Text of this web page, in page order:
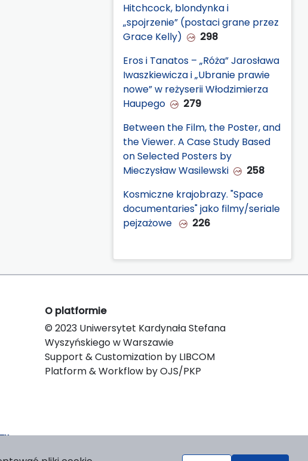
Hitchcock, blondynka i
„spojrzenie” (postaci grane przez
Grace Kelly)
298
Eros i Tanatos – „Róża” Jarosława
Iwaszkiewicza i „Ubranie prawie
nowe” w reżyserii Włodzimierza
Haupego
279
Between the Film, the Poster, and
the Viewer. A Case Study Based
on Selected Posters by
Mieczysław Wasilewski
258
Kosmiczne krajobrazy. "Space
documentaries" jako filmy/seriale
pejzażowe
226
O platformie
© 2023 Uniwersytet Kardynała Stefana
Wyszyńskiego w Warszawie
Support & Customization by LIBCOM
Platform & Workflow by OJS/PKP